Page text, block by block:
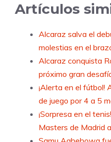
Artículos
Alcaraz salva el
molestias en el
Alcaraz conquista
próximo gran
¡Alerta en el fútbol!
de juego por 4 a 5
¡Sorpresa en el
Masters de Madrid